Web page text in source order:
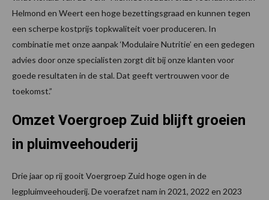
Helmond en Weert een hoge bezettingsgraad en kunnen tegen
een scherpe kostprijs topkwaliteit voer produceren. In
combinatie met onze aanpak ‘Modulaire Nutritie’ en een gedegen
advies door onze specialisten zorgt dit bij onze klanten voor
goede resultaten in de stal. Dat geeft vertrouwen voor de
toekomst.”
Omzet Voergroep Zuid blijft groeien
in pluimveehouderij
Drie jaar op rij gooit Voergroep Zuid hoge ogen in de
legpluimveehouderij. De voerafzet nam in 2021, 2022 en 2023